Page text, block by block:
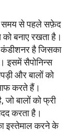
समय से पहले सफ़ेद
बनाए रखता है।
है जिसका
इसमें सैपोनिन्स
और बालों को
करते हैं।
जो बालों को फ्री
करता है।
इस्तेमाल करने के